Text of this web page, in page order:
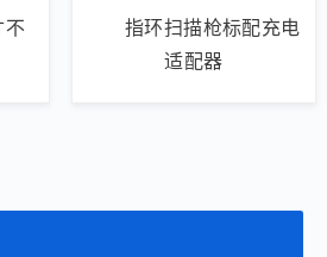
不
指环扫描枪标配充电
适配器